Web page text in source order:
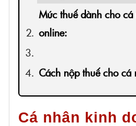
Mức thuế dành cho
online:
Cách nộp thuế cho
Cá nhân kinh